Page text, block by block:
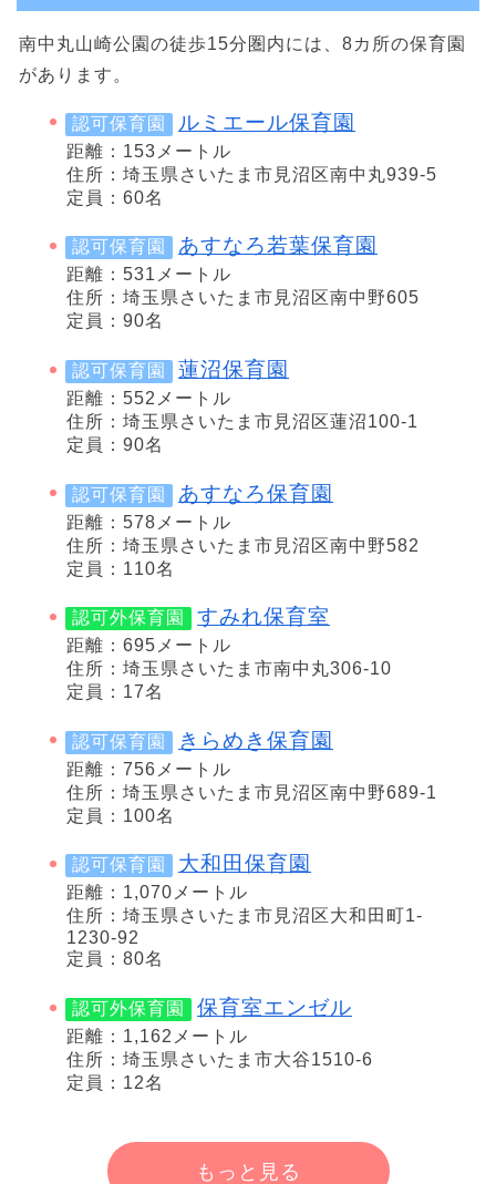
南中丸山崎公園の徒歩15分圏内には、8カ所の保育園
があります。
認可保育園 ルミエール保育園
距離：153メートル
住所：埼玉県さいたま市見沼区南中丸939-5
定員：60名
認可保育園 あすなろ若葉保育園
距離：531メートル
住所：埼玉県さいたま市見沼区南中野605
定員：90名
認可保育園 蓮沼保育園
距離：552メートル
住所：埼玉県さいたま市見沼区蓮沼100-1
定員：90名
認可保育園 あすなろ保育園
距離：578メートル
住所：埼玉県さいたま市見沼区南中野582
定員：110名
認可外保育園 すみれ保育室
距離：695メートル
住所：埼玉県さいたま市南中丸306-10
定員：17名
認可保育園 きらめき保育園
距離：756メートル
住所：埼玉県さいたま市見沼区南中野689-1
定員：100名
認可保育園 大和田保育園
距離：1,070メートル
住所：埼玉県さいたま市見沼区大和田町1-
1230-92
定員：80名
認可外保育園 保育室エンゼル
距離：1,162メートル
住所：埼玉県さいたま市大谷1510-6
定員：12名
もっと見る